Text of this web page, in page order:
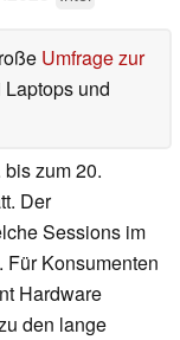
Umfrage zur
und
zum 20.
Der
Sessions im
Für Konsumenten
Hardware
den lange